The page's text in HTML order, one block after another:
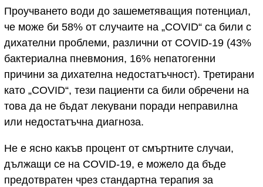
Проучването води до зашеметяващия потенциал,
че може би 58% от случаите на „COVID“ са били с
дихателни проблеми, различни от COVID-19 (43%
бактериална пневмония, 16% непатогенни
причини за дихателна недостатъчност). Третирани
като „COVID“, тези пациенти са били обречени на
това да не бъдат лекувани поради неправилна
или недостатъчна диагноза.
Не е ясно какъв процент от смъртните случаи,
дължащи се на COVID-19, е можело да бъде
предотвратен чрез стандартна терапия за